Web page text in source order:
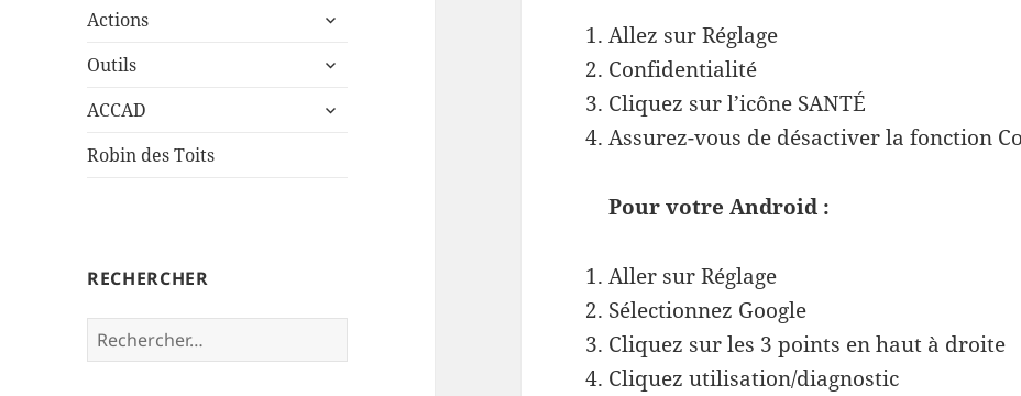
Actions
ouvrir
sous-
Outils
ouvrir
sous-
ACCAD
ouvrir
Robin des Toits
RECHERCHER
Rechercher :
Allez sur Réglage
Confidentialité
Cliquez sur l’icône SANTÉ
Assurez-vous de désactiver la fonction
Pour votre Android :
Aller sur Réglage
Sélectionnez Google
Cliquez sur les 3 points en haut à droite
Cliquez utilisation/diagnostic